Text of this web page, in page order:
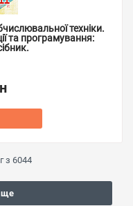
техніки.
та програмування:
з 6044
ще